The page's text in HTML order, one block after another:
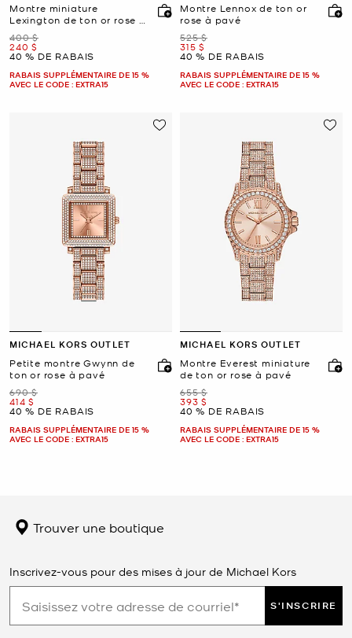
Montre miniature
Lexington de ton or rose à
pavé
était
400 $
maintenant
240 $
40 % DE RABAIS
RABAIS SUPPLÉMENTAIRE DE 15 %
AVEC LE CODE : EXTRA15
Montre Lennox de ton or
rose à pavé
était
525 $
maintenant
315 $
40 % DE RABAIS
RABAIS SUPPLÉMENTAIRE DE 15 %
AVEC LE CODE : EXTRA15
MICHAEL KORS OUTLET
Petite montre Gwynn de
ton or rose à pavé
était
690 $
maintenant
414 $
40 % DE RABAIS
RABAIS SUPPLÉMENTAIRE DE 15 %
AVEC LE CODE : EXTRA15
MICHAEL KORS OUTLET
Montre Everest miniature
de ton or rose à pavé
était
655 $
maintenant
393 $
40 % DE RABAIS
RABAIS SUPPLÉMENTAIRE DE 15 %
AVEC LE CODE : EXTRA15
Trouver une boutique
Inscrivez-vous pour des mises à jour de Michael Kors
S'INSCRIRE